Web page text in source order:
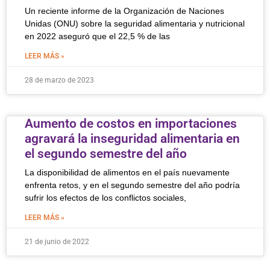
Un reciente informe de la Organización de Naciones
Unidas (ONU) sobre la seguridad alimentaria y nutricional
en 2022 aseguró que el 22,5 % de las
LEER MÁS »
28 de marzo de 2023
Aumento de costos en importaciones
agravará la inseguridad alimentaria en
el segundo semestre del año
La disponibilidad de alimentos en el país nuevamente
enfrenta retos, y en el segundo semestre del año podría
sufrir los efectos de los conflictos sociales,
LEER MÁS »
21 de junio de 2022